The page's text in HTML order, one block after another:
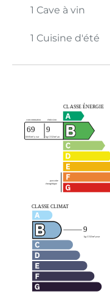
1 Cave à vin
1 Cuisine d'été